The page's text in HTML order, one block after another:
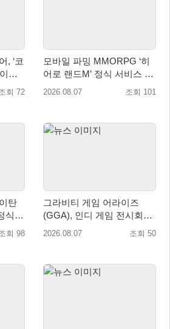
, ‘코
용
회 72
모바일 파밍 MMORPG ‘히
어로 랜드M’ 정식 서비스 돌
입
2026.08.07 조회 101
탄
식
회 98
그라비티 게임 어라이즈
(GGA), 인디 게임 전시회
‘도쿄 게임 던전 13’ 참가!
2026.08.07 조회 50